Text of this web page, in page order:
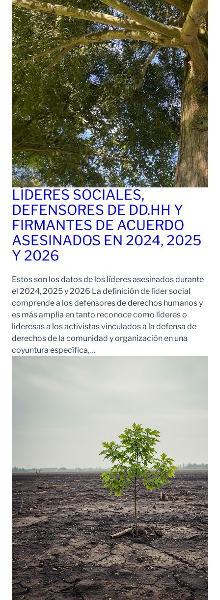
LÍDERES SOCIALES,
DEFENSORES DE DD.HH Y
FIRMANTES DE ACUERDO
ASESINADOS EN 2024, 2025
Y 2026
Estos son los datos de los líderes asesinados durante
el 2024, 2025 y 2026 La definición de líder social
comprende a los defensores de derechos humanos y
es más amplia en tanto reconoce como líderes o
lideresas a los activistas vinculados a la defensa de
derechos de la comunidad y organización en una
coyuntura específica,…